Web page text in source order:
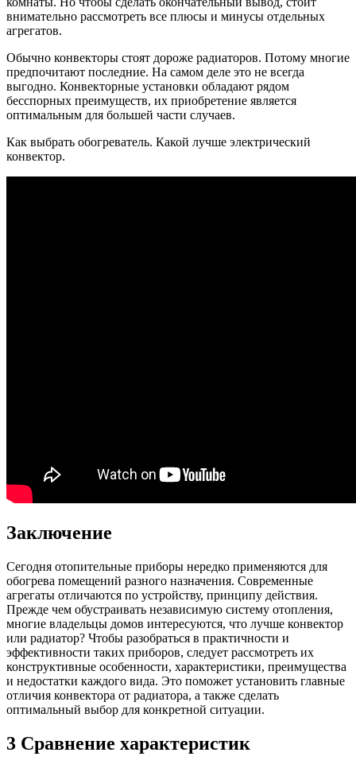
внимательно рассмотреть все плюсы и минусы отдельных
агрегатов.
Обычно конвекторы стоят дороже радиаторов. Потому многие
предпочитают последние. На самом деле это не всегда
выгодно. Конвекторные установки обладают рядом
бесспорных преимуществ, их приобретение является
оптимальным для большей части случаев.
Как выбрать обогреватель. Какой лучше электрический
конвектор.
Заключение
Сегодня отопительные приборы нередко применяются для
обогрева помещений разного назначения. Современные
агрегаты отличаются по устройству, принципу действия.
Прежде чем обустраивать независимую систему отопления,
многие владельцы домов интересуются, что лучше конвектор
или радиатор? Чтобы разобраться в практичности и
эффективности таких приборов, следует рассмотреть их
конструктивные особенности, характеристики, преимущества
и недостатки каждого вида. Это поможет установить главные
отличия конвектора от радиатора, а также сделать
оптимальный выбор для конкретной ситуации.
3 Сравнение характеристик